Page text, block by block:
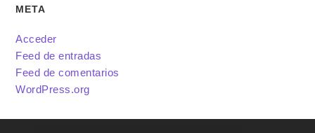
META
Acceder
Feed de entradas
Feed de comentarios
WordPress.org